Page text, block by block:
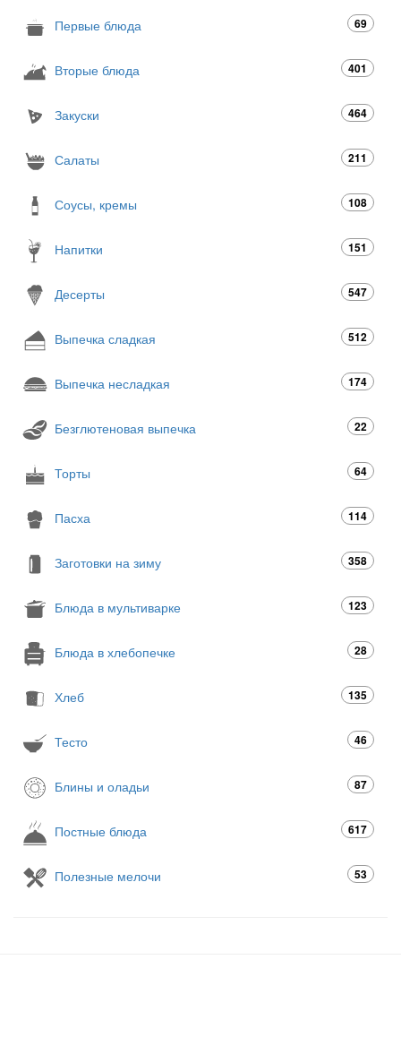
Первые блюда 69
Вторые блюда 401
Закуски 464
Салаты 211
Соусы, кремы 108
Напитки 151
Десерты 547
Выпечка сладкая 512
Выпечка несладкая 174
Безглютеновая выпечка 22
Торты 64
Пасха 114
Заготовки на зиму 358
Блюда в мультиварке 123
Блюда в хлебопечке 28
Хлеб 135
Тесто 46
Блины и оладьи 87
Постные блюда 617
Полезные мелочи 53